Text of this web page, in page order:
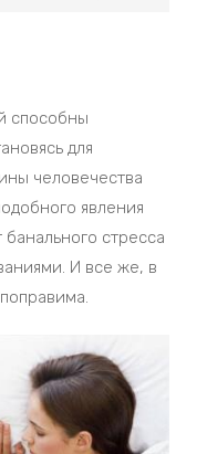
способны
для
человечества
явления
стресса
И все же, в